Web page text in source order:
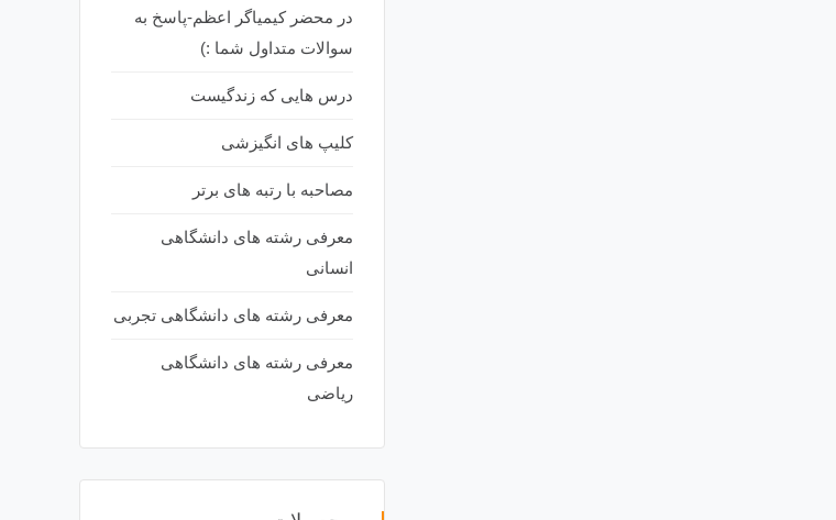
در محضر کیمیاگر اعظم-پاسخ به
سوالات متداول شما :)
درس هایی که زندگیست
کلیپ های انگیزشی
مصاحبه با رتبه های برتر
معرفی رشته های دانشگاهی
انسانی
معرفی رشته های دانشگاهی تجربی
معرفی رشته های دانشگاهی
ریاضی